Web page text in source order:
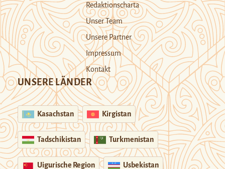
Redaktionscharta
Unser Team
Unsere Partner
Impressum
Kontakt
UNSERE LÄNDER
Kasachstan Kirgistan
Tadschikistan Turkmenistan
Uigurische Region Usbekistan